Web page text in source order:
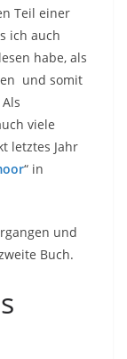
Teil einer
ich auch
habe, als
und somit
viele
letztes Jahr
“ in
und
Buch.